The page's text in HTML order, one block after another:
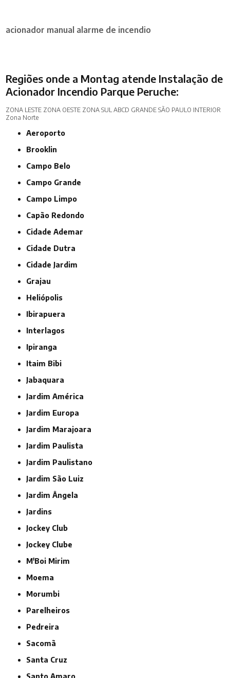
acionador manual alarme de incendio
Regiões onde a Montag atende Instalação de
Acionador Incendio Parque Peruche:
ZONA LESTE ZONA OESTE ZONA SUL ABCD GRANDE SÃO PAULO INTERIOR
Zona Norte
Aeroporto
Brooklin
Campo Belo
Campo Grande
Campo Limpo
Capão Redondo
Cidade Ademar
Cidade Dutra
Cidade Jardim
Grajau
Heliópolis
Ibirapuera
Interlagos
Ipiranga
Itaim Bibi
Jabaquara
Jardim América
Jardim Europa
Jardim Marajoara
Jardim Paulista
Jardim Paulistano
Jardim São Luiz
Jardim Ângela
Jardins
Jockey Club
Jockey Clube
M'Boi Mirim
Moema
Morumbi
Parelheiros
Pedreira
Sacomã
Santa Cruz